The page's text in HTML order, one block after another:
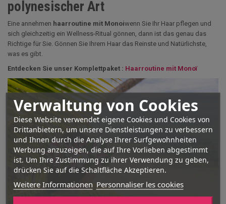
Verwaltung von Cookies
Diese Website verwendet eigene Cookies und Cookies von
Drittanbietern, um unsere Dienstleistungen zu verbessern
und Ihnen durch die Analyse Ihrer Surfgewohnheiten
Werbung anzuzeigen, die auf Ihre Vorlieben abgestimmt
ist. Um Ihre Zustimmung zu ihrer Verwendung zu geben,
drücken Sie auf die Schaltfläche Akzeptieren.
Weitere Informationen Personnaliser les cookies
polynesischer Art
Eine annehmen haarroutine mit Monoiwenn Sie Ihr Haar pflegen und
sich gleichzeitig ein Wellness-Ritual gönnen, dann ist das genau das
Richtige für Sie. Gönnen Sie Ihrem Haar das Reinste und Natürlichste,
was es gibt.
Entdecken Sie unser Komplettpaket : Haarroutine mit Monoï